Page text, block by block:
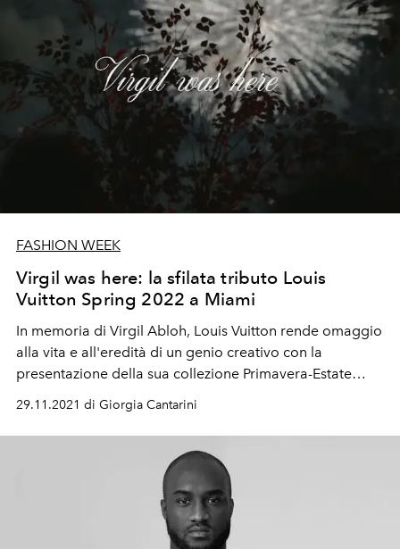
FASHION WEEK
Virgil was here: la sfilata tributo Louis
Vuitton Spring 2022 a Miami
In memoria di Virgil Abloh, Louis Vuitton rende omaggio
alla vita e all'eredità di un genio creativo con la
presentazione della sua collezione Primavera-Estate
2022 in diretta da Miami. Uno show con fuochi
pirotecnici e una gigantesca statua colorata eretta in
onore del Direttore Creativo scomparso domenica
dopo una lunga battaglia contro il cancro
29.11.2021 di Giorgia Cantarini